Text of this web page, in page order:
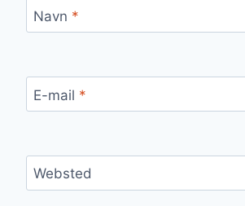
Navn *
E-mail *
Websted